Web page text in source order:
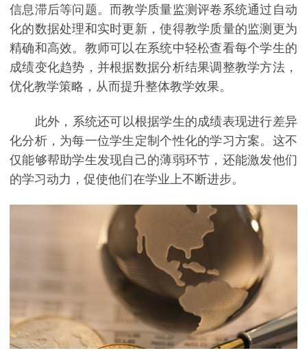
信息滞后等问题。而教学质量监测评卷系统通过自动
化的数据处理和实时更新，使得教学质量的监测更为
精确和高效。教师可以在系统中轻松查看每个学生的
成绩变化趋势，并根据数据分析结果调整教学方法，
优化教学策略，从而提升整体教学效果。
此外，系统还可以根据学生的成绩表现进行差异
化分析，为每一位学生定制个性化的学习方案。这不
仅能够帮助学生发现自己的薄弱环节，还能激发他们
的学习动力，促使他们在学业上不断进步。